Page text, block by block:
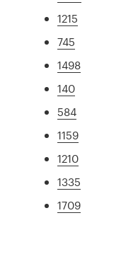
1215
745
1498
140
584
1159
1210
1335
1709